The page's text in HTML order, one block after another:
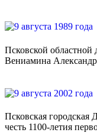
Псковской областной
Вениамина
Псковская городская
честь 1100-летия